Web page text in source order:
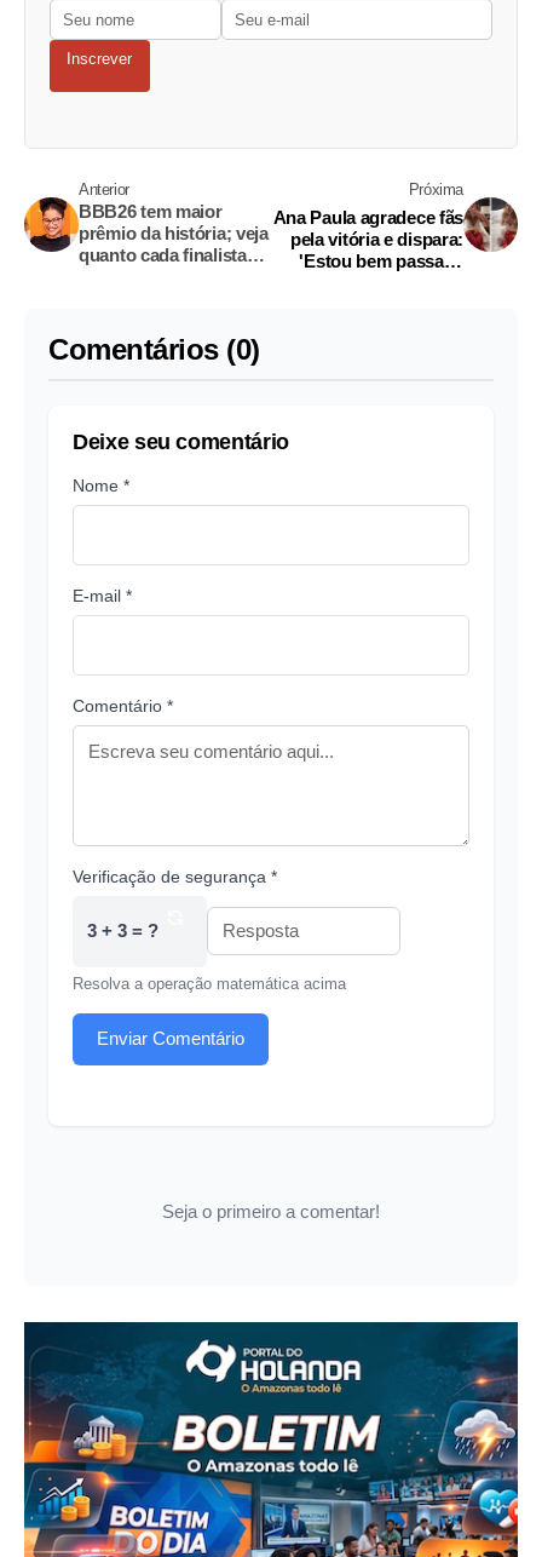
Inscrever
Anterior
BBB26 tem maior
prêmio da história; veja
quanto cada finalista
Próxima
Ana Paula agradece fãs
pela vitória e dispara:
'Estou bem passada
Comentários (0)
Deixe seu comentário
Nome *
E-mail *
Comentário *
Verificação de segurança *
3 + 3 = ?
Resolva a operação matemática acima
Enviar Comentário
Seja o primeiro a comentar!